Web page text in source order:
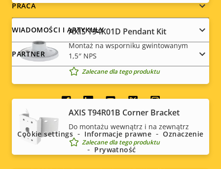
AXIS T94K01D Pendant Kit
Montaż na wsporniku gwintowanym
1,5″ NPS
Zalecane dla tego produktu
AXIS T94R01B Corner Bracket
Do montażu wewnątrz i na zewnątrz
Zalecane dla tego produktu
PRACA
WIADOMOŚCI I ARTYKUŁY
PARTNER
Social
menu
Cookie settings Informacje prawne
Oznaczenie
Prywatność